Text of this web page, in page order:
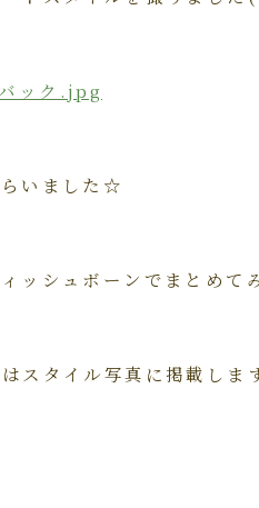
いました☆
ッシュボーンでまとめ
スタイル写真に掲載しま